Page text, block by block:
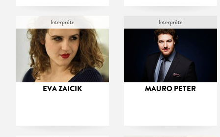
Interprète
EVA ZAICIK
Interprète
MAURO PETER